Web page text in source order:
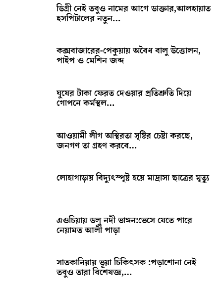
ডিগ্রী নেই তবুও নামের আগে ডাক্তার,আলহায়াত
হসপিটালের নতুন…
কক্সবাজারের-পেকুয়ায় অবৈধ বালু উত্তোলন,
পাইপ ও মেশিন জব্দ
ঘুষের টাকা ফেরত দেওয়ার প্রতিশ্রুতি দিয়ে
গোপনে কর্মস্থল…
আওয়ামী লীগ অস্থিরতা সৃষ্টির চেষ্টা করছে,
জনগণ তা গ্রহণ করবে…
লোহাগাড়ায় বিদ্যুৎস্পৃষ্ট হয়ে মাদ্রাসা ছাত্রের মৃত্যু
এওচিয়ায় ডলু নদী ভাঙ্গন:ভেসে যেতে পারে
নেয়ামত আলী পাড়া
সাতকানিয়ায় ভূয়া চিকিৎসক :পড়াশোনা নেই
তবুও তারা বিশেষজ্ঞ,…